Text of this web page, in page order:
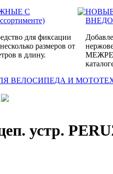
С
для фиксации
размеров от
в длину.
ВЕЛОСИПЕДА И
устр.